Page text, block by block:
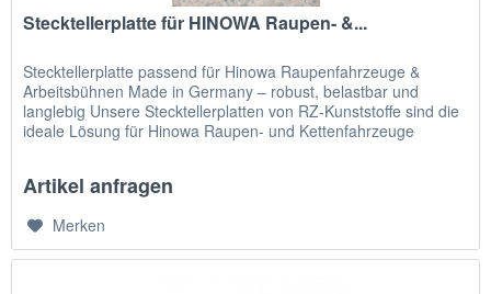
Stecktellerplatte für HINOWA Raupen- &...
Stecktellerplatte passend für Hinowa Raupenfahrzeuge &
Arbeitsbühnen Made in Germany – robust, belastbar und
langlebig Unsere Stecktellerplatten von RZ-Kunststoffe sind die
ideale Lösung für Hinowa Raupen- und Kettenfahrzeuge
Artikel anfragen
Merken